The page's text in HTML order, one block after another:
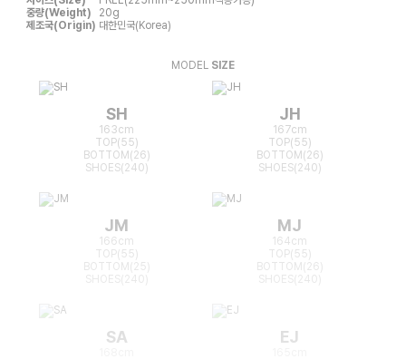
중량(Weight)
20g
제조국(Origin) 대한민국(Korea)
MODEL SIZE
SH
163cm
TOP(55)
BOTTOM(26)
SHOES(240)
JH
167cm
TOP(55)
BOTTOM(26)
SHOES(240)
JM
166cm
TOP(55)
BOTTOM(25)
MJ
164cm
TOP(55)
BOTTOM(26)
SA EJ